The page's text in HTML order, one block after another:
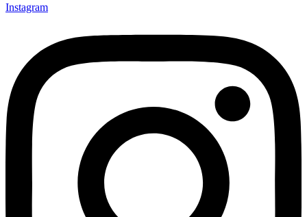
Instagram